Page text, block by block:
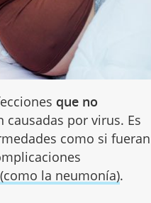
que no
causadas por virus. Es
como si fueran
(como la neumonía).